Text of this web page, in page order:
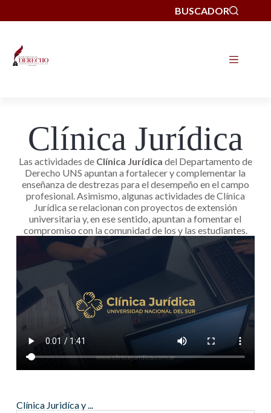
BUSCADOR
Clínica Jurídica
Las actividades de Clínica Jurídica del Departamento de
Derecho UNS apuntan a fortalecer y complementar la
enseñanza de destrezas para el desempeño en el campo
profesional. Asimismo, algunas actividades de Clínica
Jurídica se relacionan con proyectos de extensión
universitaria y, en ese sentido, apuntan a fomentar el
compromiso con la comunidad de los y las estudiantes.
Clínica Juridíca y ...